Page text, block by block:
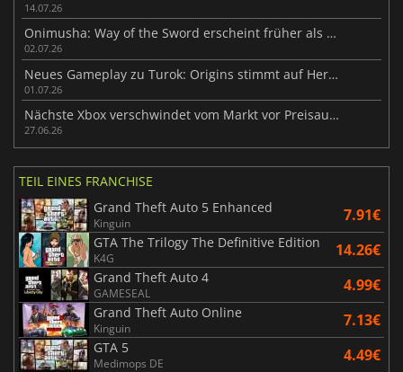
14.07.26
Onimusha: Way of the Sword erscheint früher als erwartet
02.07.26
Neues Gameplay zu Turok: Origins stimmt auf Herbst-Release 2026 ein
01.07.26
Nächste Xbox verschwindet vom Markt vor Preisaufschlag
27.06.26
TEIL EINES FRANCHISE
Grand Theft Auto 5 Enhanced
Kinguin 7.91€
GTA The Trilogy The Definitive Edition
K4G 14.26€
Grand Theft Auto 4
GAMESEAL 4.99€
Grand Theft Auto Online
Kinguin 7.13€
GTA 5
Medimops DE 4.49€